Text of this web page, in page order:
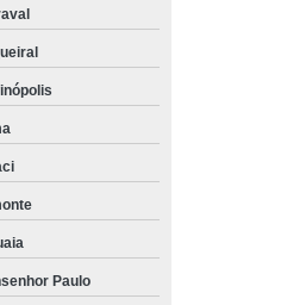
Preço
Preço
Preço
Paulo